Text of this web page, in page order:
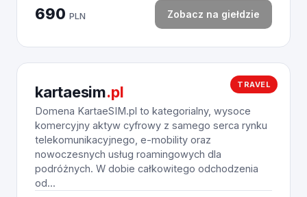
690 PLN Zobacz na giełdzie
TRAVEL
kartaesim.pl
Domena KartaeSIM.pl to kategorialny, wysoce
komercyjny aktyw cyfrowy z samego serca rynku
telekomunikacyjnego, e-mobility oraz
nowoczesnych usług roamingowych dla
podróżnych. W dobie całkowitego odchodzenia
od...